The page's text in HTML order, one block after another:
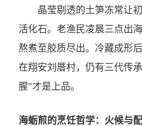
晶莹剔透的土笋冻常让
活化石。老渔民凌晨三点出
熬煮至胶质尽出。冷藏成形
在翔安刘厝村，仍有三代传
腥"才是上品。
海蛎煎的烹饪哲学：火候与